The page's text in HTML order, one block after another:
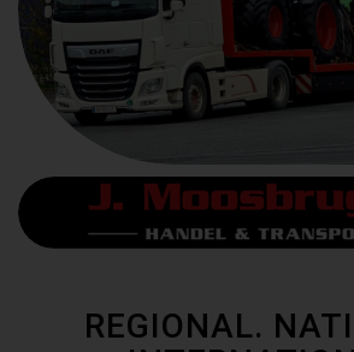
REGIONAL.